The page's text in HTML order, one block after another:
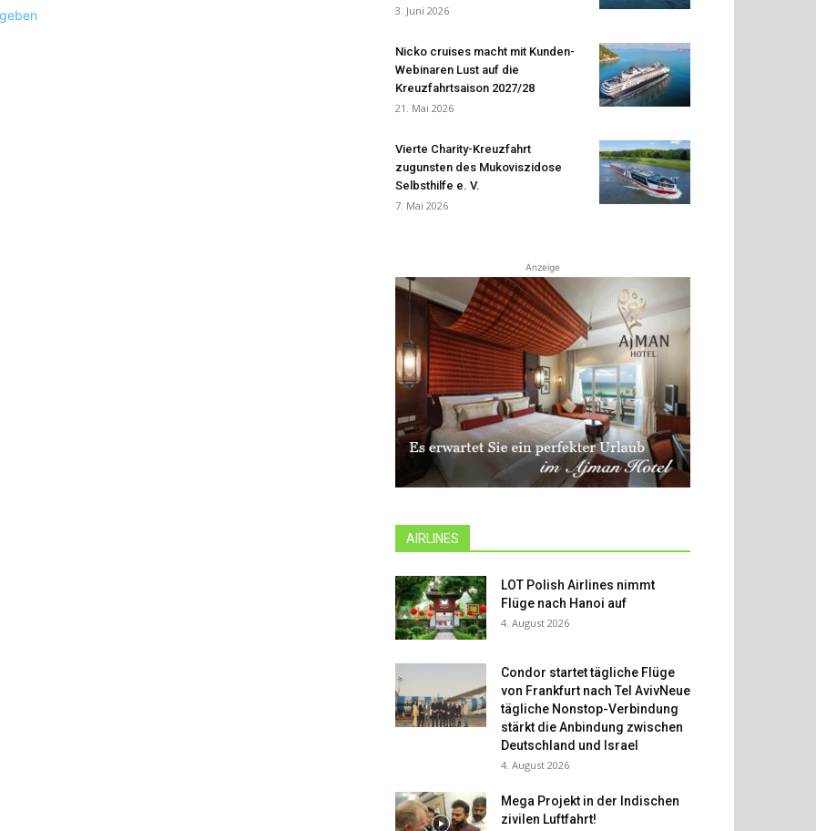
3. Juni 2026
Nicko cruises macht mit Kunden-
Webinaren Lust auf die
Kreuzfahrtsaison 2027/28
21. Mai 2026
Vierte Charity-Kreuzfahrt
zugunsten des Mukoviszidose
Selbsthilfe e. V.
7. Mai 2026
Anzeige
AIRLINES
LOT Polish Airlines nimmt
Flüge nach Hanoi auf
4. August 2026
Condor startet tägliche Flüge
von Frankfurt nach Tel AvivNeue
tägliche Nonstop-Verbindung
stärkt die Anbindung zwischen
Deutschland und Israel
4. August 2026
Mega Projekt in der Indischen
zivilen Luftfahrt!